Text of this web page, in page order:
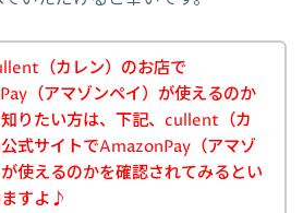
（カレン）のお店で
（アマゾンペイ）が使えるのか
りたい方は、下記、cullent（カ
式サイトでAmazonPay（アマゾ
使えるのかを確認されてみるとい
すよ♪